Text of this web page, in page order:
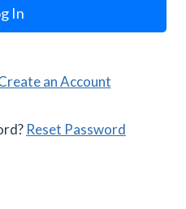
an Account
Reset Password